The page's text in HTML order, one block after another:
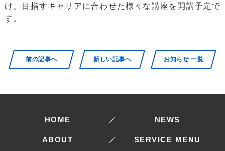
け、目指すキャリアに合わせた様々な講座を開講予定で
す。
前の記事へ 新しい記事へ お知らせ 一覧
HOME ／ NEWS
ABOUT ／ SERVICE MENU